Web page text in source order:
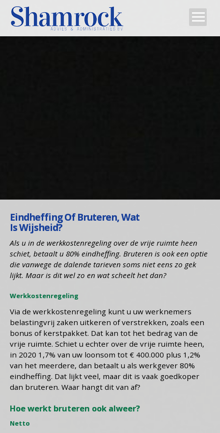
Eindheffing Of Bruteren, Wat
Is Wijsheid?
Als u in de werkkostenregeling over de vrije ruimte heen
schiet, betaalt u 80% eindheffing. Bruteren is ook een optie
die vanwege de dalende tarieven soms niet eens zo gek
lijkt. Maar is dit wel zo en wat scheelt het dan?
Werkkostenregeling
Via de werkkostenregeling kunt u uw werknemers
belastingvrij zaken uitkeren of verstrekken, zoals een
bonus of kerstpakket. Dat kan tot het bedrag van de
vrije ruimte. Schiet u echter over de vrije ruimte heen,
in 2020 1,7% van uw loonsom tot € 400.000 plus 1,2%
van het meerdere, dan betaalt u als werkgever 80%
eindheffing. Dat lijkt veel, maar dit is vaak goedkoper
dan bruteren. Waar hangt dit van af?
Hoe werkt bruteren ook alweer?
Netto